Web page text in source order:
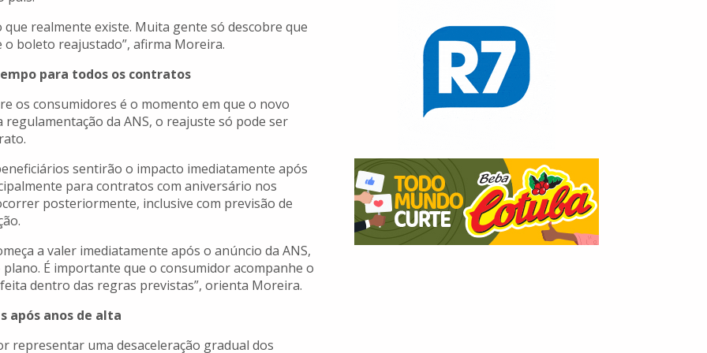
realmente existe. Muita gente só descobre que
boleto reajustado”, afirma Moreira.
para todos os contratos
os consumidores é o momento em que o novo
da ANS, o reajuste só pode ser
sentirão o impacto imediatamente após
para contratos com aniversário nos
posteriormente, inclusive com previsão de
a valer imediatamente após o anúncio da ANS,
É importante que o consumidor acompanhe o
dentro das regras previstas”, orienta Moreira.
após anos de alta
representar uma desaceleração gradual dos